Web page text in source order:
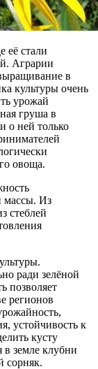
её стали
Аграрии
в
культуры очень
урожай
груша в
о ней только
овоща.
массы. Из
стеблей
ради зелёной
позволяет
регионов
устойчивость к
кусту
в земле клубни
сорняк.